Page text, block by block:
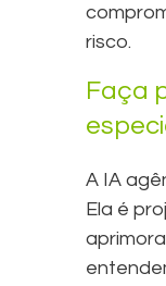
risco.
Faça
A IA
Ela é